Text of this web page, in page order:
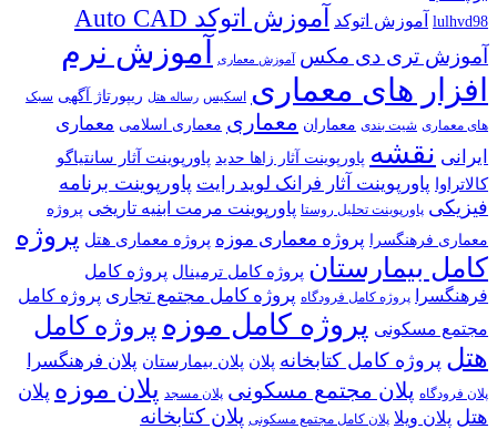
lulhvd98 آموزش اتوکد آموزش اتوکد Auto CAD
آموزش تری دی مکس آموزش معماری
آموزش نرم
افزار های معماری اسکیس رساله هتل ریپورتاژ آگهی سبک
های معماری شیت بندی معماران معماری معماری اسلامی معماری
ایرانی نقشه پاورپوینت آثار زاها حدید پاورپوینت آثار سانتیاگو
کالاتراوا پاورپوینت آثار فرانک لوید رایت پاورپوینت برنامه
فیزیکی پاورپوینت تحلیل روستا پاورپوینت مرمت ابنیه تاریخی پروژه
معماری فرهنگسرا پروژه معماری موزه پروژه معماری هتل پروژه
کامل بیمارستان پروژه کامل ترمینال پروژه کامل
فرهنگسرا
پروژه کامل فرودگاه پروژه کامل مجتمع تجاری پروژه کامل
مجتمع مسکونی پروژه کامل موزه پروژه کامل
هتل پروژه کامل کتابخانه پلان پلان بیمارستان پلان فرهنگسرا
پلان فرودگاه پلان مجتمع مسکونی پلان مسجد پلان موزه پلان
هتل پلان ویلا پلان کامل مجتمع مسکونی پلان کتابخانه